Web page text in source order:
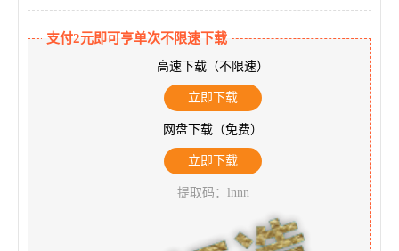
支付2元即可亨单次不限速下载
高速下载（不限速）
立即下载
网盘下载（免费）
立即下载
提取码：lnnn